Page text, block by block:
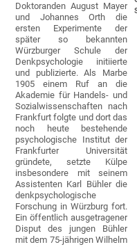
Doktoranden August Mayer
und Johannes Orth die
ersten Experimente der
später so bekannten
Würzburger Schule der
Denkpsychologie initiierte
und publizierte. Als Marbe
1905 einem Ruf an die
Akademie für Handels- und
Sozialwissenschaften nach
Frankfurt folgte und dort das
noch heute bestehende
psychologische Institut der
Frankfurter Universität
gründete, setzte Külpe
insbesondere mit seinem
Assistenten Karl Bühler die
denkpsychologische
Forschung in Würzburg fort.
Ein öffentlich ausgetragener
Disput des jungen Bühler
mit dem 75-jährigen Wilhelm